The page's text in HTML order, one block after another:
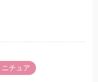
ニチュア